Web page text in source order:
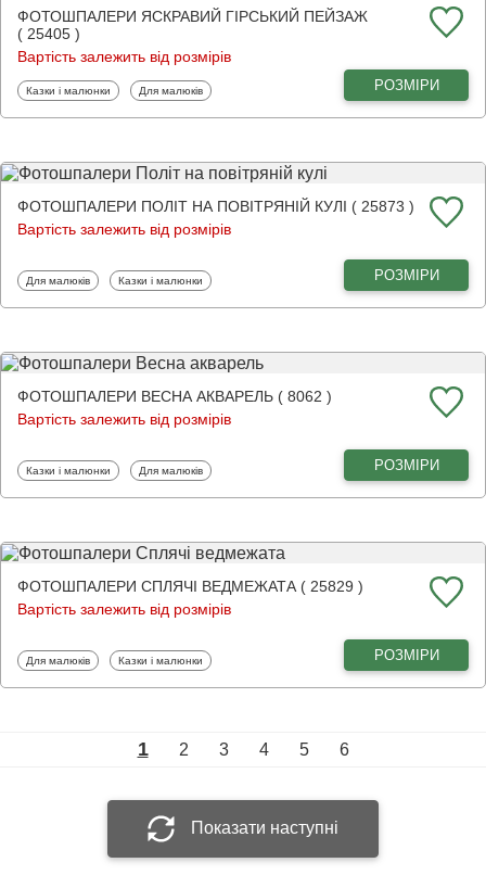
ФОТОШПАЛЕРИ ЯСКРАВИЙ ГІРСЬКИЙ ПЕЙЗАЖ
( 25405 )
Вартість залежить від розмірів
Фотошпалери
Казки і малюнки Фотошпалери
Для малюків РОЗМІРИ
ФОТОШПАЛЕРИ ПОЛІТ НА ПОВІТРЯНІЙ КУЛІ ( 25873 )
Вартість залежить від розмірів
Фотошпалери
Для малюків Фотошпалери
Казки і малюнки РОЗМІРИ
ФОТОШПАЛЕРИ ВЕСНА АКВАРЕЛЬ ( 8062 )
Вартість залежить від розмірів
Фотошпалери
Казки і малюнки Фотошпалери
Для малюків РОЗМІРИ
ФОТОШПАЛЕРИ СПЛЯЧІ ВЕДМЕЖАТА ( 25829 )
Вартість залежить від розмірів
Фотошпалери
Для малюків Фотошпалери
Казки і малюнки РОЗМІРИ
1 2 3 4 5 6
Показати наступні